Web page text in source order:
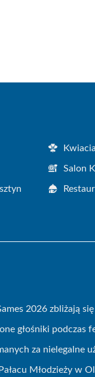
Salon
2026 zbliżają
głośniki podczas
za nielegalne
Młodzieży w